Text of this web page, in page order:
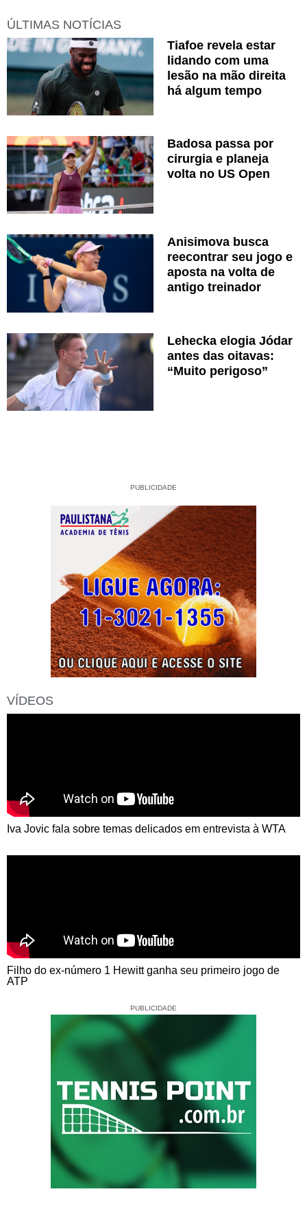
ÚLTIMAS NOTÍCIAS
Tiafoe revela estar
lidando com uma
lesão na mão direita
há algum tempo
Badosa passa por
cirurgia e planeja
volta no US Open
Anisimova busca
reecontrar seu jogo e
aposta na volta de
antigo treinador
Lehecka elogia Jódar
antes das oitavas:
“Muito perigoso”
PUBLICIDADE
VÍDEOS
Iva Jovic fala sobre temas delicados em entrevista à WTA
Filho do ex-número 1 Hewitt ganha seu primeiro jogo de
ATP
PUBLICIDADE